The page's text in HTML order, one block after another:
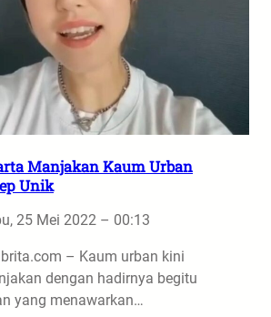
Manjakan Kaum Urban
Unik
25 Mei 2022 – 00:13
– Kaum urban kini
dengan hadirnya begitu
yang menawarkan…